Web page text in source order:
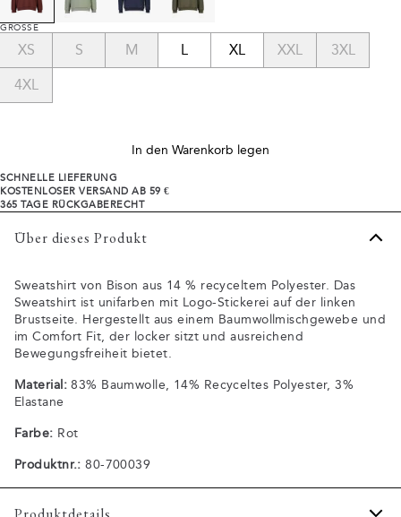
GRÖSSE
XS S M L XL XXL 3XL
4XL
In den Warenkorb legen
SCHNELLE LIEFERUNG
KOSTENLOSER VERSAND AB 59 €
365 TAGE RÜCKGABERECHT
Über dieses Produkt
Sweatshirt von Bison aus 14 % recyceltem Polyester. Das
Sweatshirt ist unifarben mit Logo-Stickerei auf der linken
Brustseite. Hergestellt aus einem Baumwollmischgewebe und
im Comfort Fit, der locker sitzt und ausreichend
Bewegungsfreiheit bietet.
Material:83% Baumwolle, 14% Recyceltes Polyester, 3%
Elastane
Farbe: Rot
Produktnr.: 80-700039